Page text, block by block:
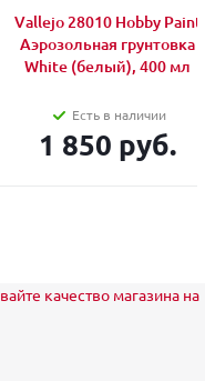
Vallejo 28010 Hobby Paint
Аэрозольная грунтовка
White (белый), 400 мл
Есть в наличии
1 850 руб.